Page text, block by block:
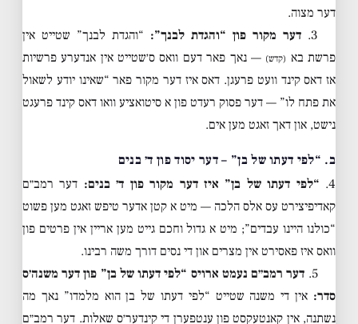
דער מצוה.
3.
דער מקור פון “והגדת לבנך”: “והגדת לבנך” שטייט אין
פרשת בא (קדש) — נאך פאר דעם וואס ס׳שטייט אין אנדערע פרשיות
אז דאס קינד וועט פרעגן. דאס איז דער מקור פאר “שאינו יודע לשאול
את פתח לו” — דער פסוק רעדט פון א סיטואציע וואו דאס קינד פרעגט
נישט, און דאך זאגט מען אים.
ב. “לפי דעתו של בן” – דער יסוד פון ד׳ בנים
4.
“לפי דעתו של בן” איז דער מקור פון ד׳ בנים: דער רמב״ם
קאדיפיצירט עס אלס הלכה — מיט א קטן אדער טיפש זאגט מען פשוט
“כולנו היינו עבדים”; מיט א גדול וחכם גייט מען אריין אין פרטים פון
וואס איז פאסירט אין מצרים און די נסים דורך משה רבינו.
5. דער רמב״ם נעמט ארויס “לפי דעתו של בן” פון דער משנה׳ס
סדר: אין די משנה שטייט “לפי דעתו של בן הוא מלמדו” נאך מה
נשתנה, אין קאנטעקסט פון ענטפערן די קינדער׳ס שאלות. דער רמב״ם